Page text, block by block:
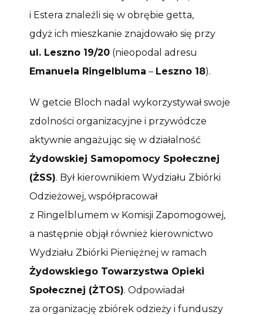
i Estera znaleźli się w obrębie getta,
gdyż ich mieszkanie znajdowało się przy
ul. Leszno 19/20 (nieopodal adresu
Emanuela Ringelbluma – Leszno 18).
W getcie Bloch nadal wykorzystywał swoje
zdolności organizacyjne i przywódcze
aktywnie angażując się w działalność
Żydowskiej Samopomocy Społecznej
(ŻSS). Był kierownikiem Wydziału Zbiórki
Odzieżowej, współpracował
z Ringelblumem w Komisji Zapomogowej,
a następnie objął również kierownictwo
Wydziału Zbiórki Pieniężnej w ramach
Żydowskiego Towarzystwa Opieki
Społecznej (ŻTOS). Odpowiadał
za organizację zbiórek odzieży i funduszy